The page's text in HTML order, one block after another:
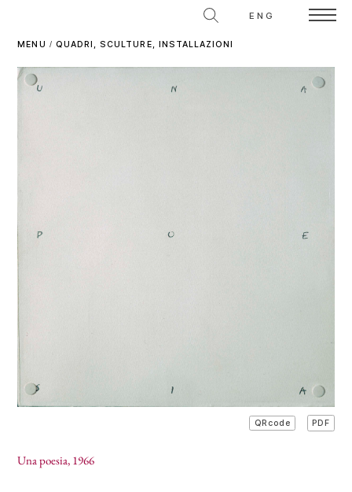
ENG
MENU / QUADRI, SCULTURE, INSTALLAZIONI
QRcode PDF
Una poesia, 1966